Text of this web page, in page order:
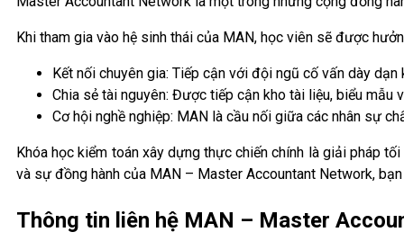
Khi tham gia vào hệ sinh thái của MAN, học viên sẽ được
Kết nối chuyên gia: Tiếp cận với đội ngũ cố vấn dày
Chia sẻ tài nguyên: Được tiếp cận kho tài liệu, biểu mẫu
Cơ hội nghề nghiệp: MAN là cầu nối giữa các nhân sự
Khóa học kiểm toán xây dựng thực chiến chính là giải pháp
và sự đồng hành của MAN – Master Accountant Network,
Thông tin liên hệ MAN – Master